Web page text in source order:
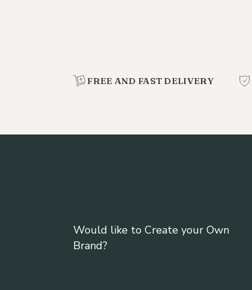
FREE AND FAST DELIVERY
Would like to Create your Own
Brand?